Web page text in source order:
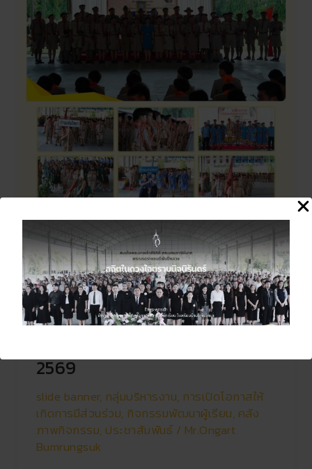
พิธีทบทวนคำปฏิญาณ
และสวนสนาม เนื่องในวัน
2569
slide banner, กลุ่มบริหารงาน, การเปิดโอกาสให้
เกิดการมีส่วนร่วม, กิจกรรมพัฒนาผู้เรียน, คลัง
ภาพกิจกรรม, ประชาสัมพันธ์/ Mr.Ongart
Bumrungsuk
วัน
สถาปนา
ลูก
เสือ
แห่ง
ชาติ
ประจำ
ปี
2569